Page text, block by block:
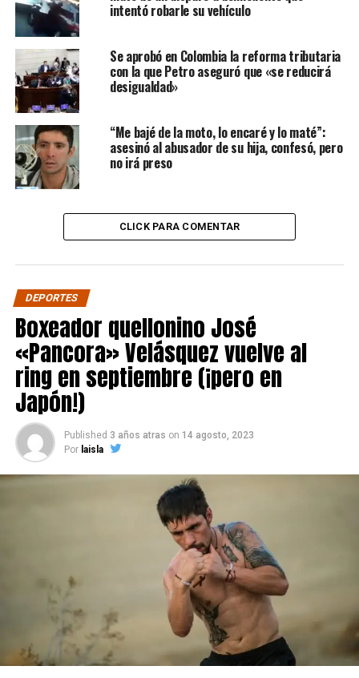
intentó robarle su vehículo
Se aprobó en Colombia la reforma tributaria
con la que Petro aseguró que «se reducirá
desigualdad»
“Me bajé de la moto, lo encaré y lo maté”:
asesinó al abusador de su hija, confesó, pero
no irá preso
CLICK PARA COMENTAR
DEPORTES
Boxeador quellonino José
«Pancora» Velásquez vuelve al
ring en septiembre (¡pero en
Japón!)
Published 3 años atras on 14 agosto, 2023
Por laisla